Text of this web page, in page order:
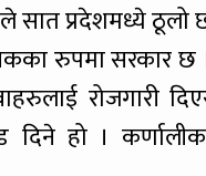
सात प्रदेशमध्ये ठूलो
रुपमा सरकार छ
रोजगारी
दिने हो ।